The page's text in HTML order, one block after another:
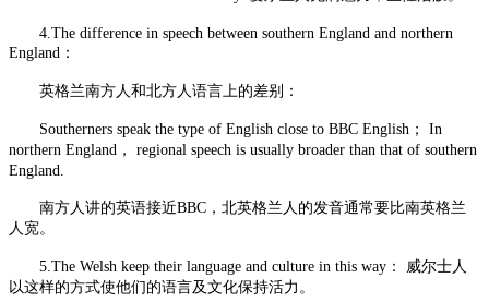
4.The difference in speech between southern England and northern
England：
英格兰南方人和北方人语言上的差别：
Southerners speak the type of English close to BBC English； In
northern England， regional speech is usually broader than that of southern
England.
南方人讲的英语接近BBC，北英格兰人的发音通常要比南英格兰
人宽。
5.The Welsh keep their language and culture in this way： 威尔士人
以这样的方式使他们的语言及文化保持活力。